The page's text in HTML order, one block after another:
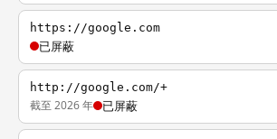
https://google.com
已屏蔽
http://google.com/+
截至 2026 年 已屏蔽